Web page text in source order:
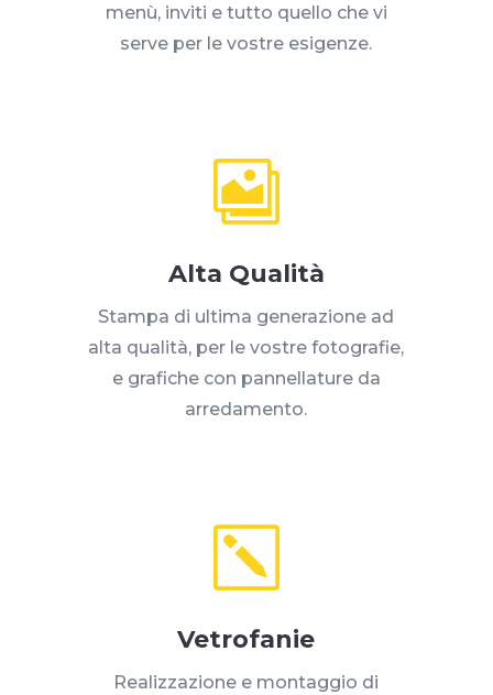
menù, inviti e tutto quello che vi
serve per le vostre esigenze.

Alta Qualità
Stampa di ultima generazione ad
alta qualità, per le vostre fotografie,
e grafiche con pannellature da
arredamento.
k
Vetrofanie
Realizzazione e montaggio di